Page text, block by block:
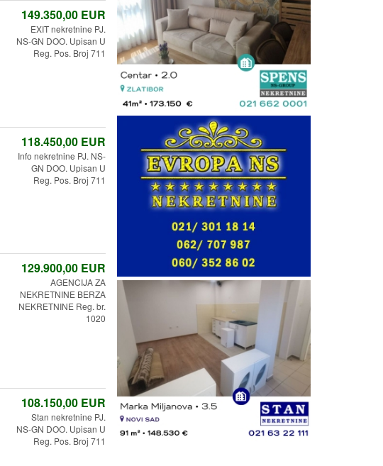
149.350,00EUR
EXIT nekretnine PJ.
NS-GN DOO. Upisan U
Reg. Pos. Broj 711
118.450,00EUR
Info nekretnine PJ. NS-
GN DOO. Upisan U
Reg. Pos. Broj 711
129.900,00EUR
AGENCIJA ZA
NEKRETNINE BERZA
NEKRETNINE Reg. br.
1020
108.150,00EUR
Stan nekretnine PJ.
NS-GN DOO. Upisan U
Reg. Pos. Broj 711